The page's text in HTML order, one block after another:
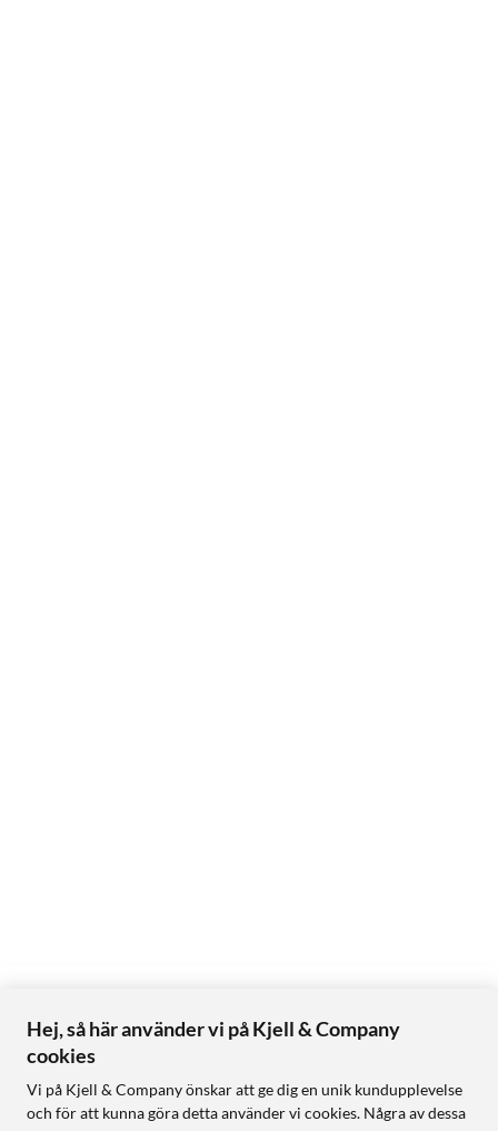
Hej, så här använder vi på Kjell & Company
cookies
Vi på Kjell & Company önskar att ge dig en unik kundupplevelse
och för att kunna göra detta använder vi cookies. Några av dessa